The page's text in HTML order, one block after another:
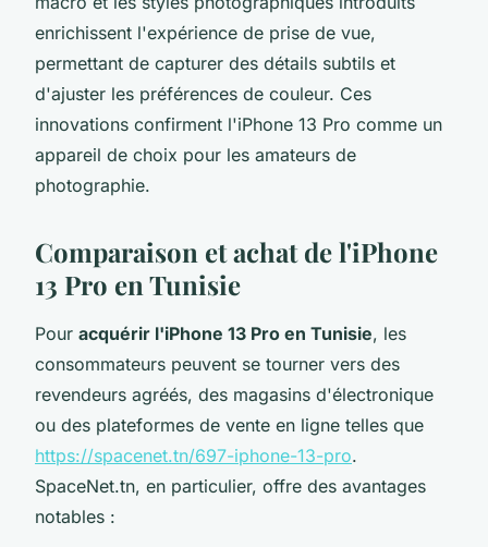
enrichissent l'expérience de prise de vue,
permettant de capturer des détails subtils et
d'ajuster les préférences de couleur. Ces
innovations confirment l'iPhone 13 Pro comme un
appareil de choix pour les amateurs de
photographie.
Comparaison et achat de l'iPhone
13 Pro en Tunisie
Pour acquérir l'iPhone 13 Pro en Tunisie, les
consommateurs peuvent se tourner vers des
revendeurs agréés, des magasins d'électronique
ou des plateformes de vente en ligne telles que
https://spacenet.tn/697-iphone-13-pro.
SpaceNet.tn, en particulier, offre des avantages
notables :